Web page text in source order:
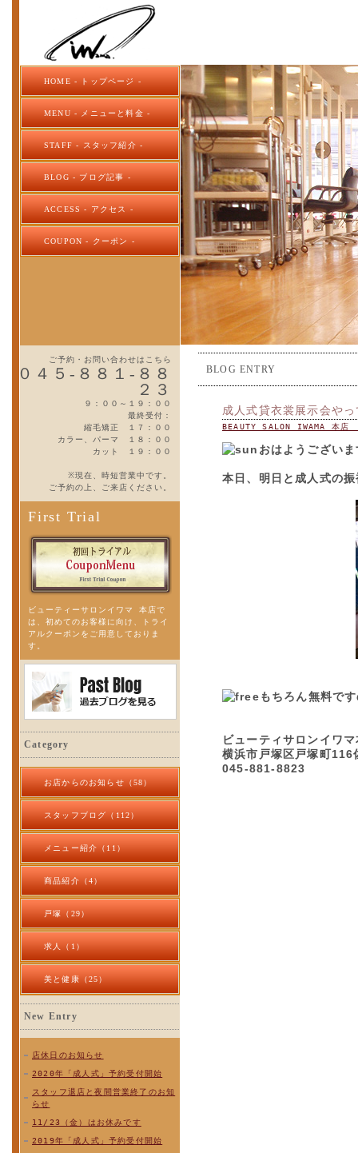
BLOG ENTRY
成人式貸衣裳展示会や
BEAUTY SALON IWAMA 本店
おはようございま
本日、明日と成人式の
もちろん無料で
ビューティサロンイワ
横浜市戸塚区戸塚町116
045-881-8823
HOME - トップページ -
MENU - メニューと料金 -
STAFF - スタッフ紹介 -
BLOG - ブログ記事 -
ACCESS - アクセス -
COUPON - クーポン -
ご予約・お問い合わせはこちら
０４５-８８１-８８
２３
９：００～１９：００
最終受付：
縮毛矯正 １７：００
カラー、パーマ １８：００
カット １９：００
※現在、時短営業中です。
ご予約の上、ご来店ください。
First Trial
ビューティーサロンイワマ 本店で
は、初めてのお客様に向け、トライ
アルクーポンをご用意しておりま
す。
Category
お店からのお知らせ（58）
スタッフブログ（112）
メニュー紹介（11）
商品紹介（4）
戸塚（29）
求人（1）
美と健康（25）
New Entry
店休日のお知らせ
2020年「成人式」予約受付開始
スタッフ退店と夜間営業終了のお知
らせ
11/23（金）はお休みです
2019年「成人式」予約受付開始